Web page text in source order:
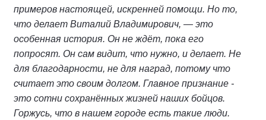
примеров настоящей, искренней помощи. Но то,
что делает Виталий Владимирович, — это
особенная история. Он не ждёт, пока его
попросят. Он сам видит, что нужно, и делает. Не
для благодарности, не для наград, потому что
считает это своим долгом. Главное признание -
это сотни сохранённых жизней наших бойцов.
Горжусь, что в нашем городе есть такие люди.